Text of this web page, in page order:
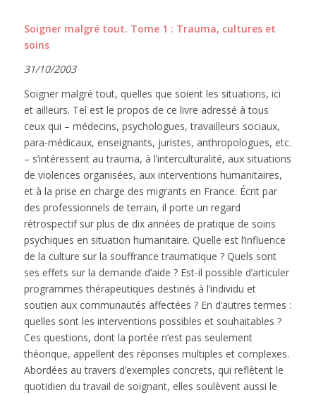
Soigner malgré tout. Tome 1 : Trauma, cultures et
soins
31/10/2003
Soigner malgré tout, quelles que soient les situations, ici
et ailleurs. Tel est le propos de ce livre adressé à tous
ceux qui – médecins, psychologues, travailleurs sociaux,
para-médicaux, enseignants, juristes, anthropologues, etc.
– s’intéressent au trauma, à l’interculturalité, aux situations
de violences organisées, aux interventions humanitaires,
et à la prise en charge des migrants en France. Écrit par
des professionnels de terrain, il porte un regard
rétrospectif sur plus de dix années de pratique de soins
psychiques en situation humanitaire. Quelle est l’influence
de la culture sur la souffrance traumatique ? Quels sont
ses effets sur la demande d’aide ? Est-il possible d’articuler
programmes thérapeutiques destinés à l’individu et
soutien aux communautés affectées ? En d’autres termes :
quelles sont les interventions possibles et souhaitables ?
Ces questions, dont la portée n’est pas seulement
théorique, appellent des réponses multiples et complexes.
Abordées au travers d’exemples concrets, qui reflètent le
quotidien du travail de soignant, elles soulèvent aussi le